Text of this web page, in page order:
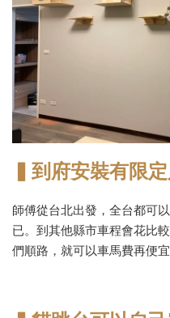
▍到府安裝有限
師傅從台北出發，全台都可
已。到其他縣市車程會花比
們順路，就可以車馬費再便宜